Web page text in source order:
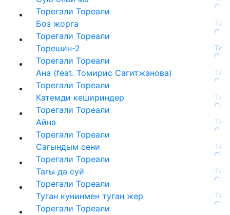
Торегали Тореали
Боз жорга
Торегали Тореали
Торешин-2
Торегали Тореали
Ана (feat. Томирис Сагитжанова)
Торегали Тореали
Катемди кешириндер
Торегали Тореали
Айна
Торегали Тореали
Сагындым сени
Торегали Тореали
Тагы да суй
Торегали Тореали
Туган кунинмен туган жер
Торегали Тореали